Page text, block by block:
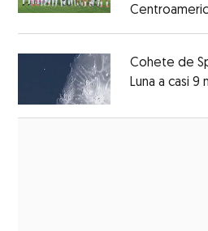
Cohete de
Luna a casi